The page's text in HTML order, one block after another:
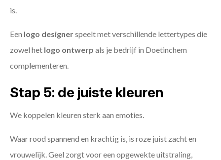
is.
Een logo designerspeelt met verschillende lettertypes die
zowel het logo ontwerp als je bedrijf in Doetinchem
complementeren.
Stap 5: de juiste kleuren
We koppelen kleuren sterk aan emoties.
Waar rood spannend en krachtig is, is roze juist zacht en
vrouwelijk. Geel zorgt voor een opgewekte uitstraling,